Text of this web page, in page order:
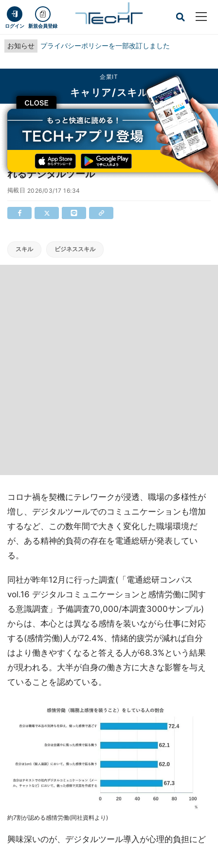
ログイン 新規会員登録
お知らせ プライバシーポリシーを一部改訂しました
CLOSE
企業IT
キャリア/スキル
TECH+ 企業IT
キャリア/スキル
7割が"感情労働"、情緒的疲労の軽減が期待されるデジタルツール
7割が"感情労働"、情緒的疲労の軽減が期待さ
れるデジタルツール
掲載日 2026/03/17 16:34
スキル ビジネススキル
コロナ禍を契機にテレワークが浸透、職場の多様性が
増し、デジタルツールでのコミュニケーションも増加
するなど、この数年間で大きく変化した職場環境だ
が、ある精神的負荷の存在を電通総研が発表してい
る。
同社が昨年12月に行った調査(「電通総研コンパス
vol.16 デジタルコミュニケーションと感情労働に関す
る意識調査」予備調査70,000/本調査3000サンプル)
からは、本心とは異なる感情を装いながら仕事に対応
する(感情労働)人が72.4%、情緒的疲労が減れば自分
はより働きやすくなると答える人が68.3%という結果
が現われる。大半が自身の働き方に大きな影響を与え
ていることを認めている。
約7割が認める感情労働(同社資料より)
興味深いのが、デジタルツール導入が心理的負担にど